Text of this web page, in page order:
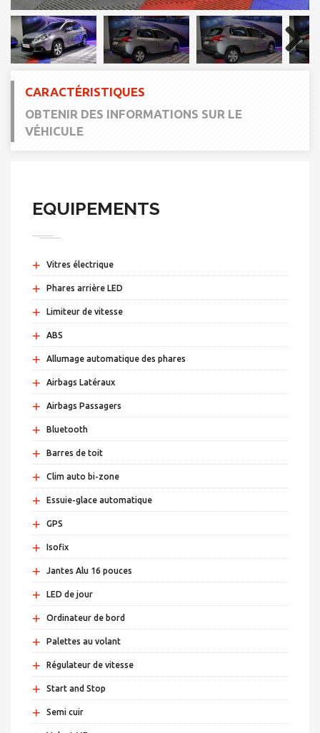
Next
CARACTÉRISTIQUES
OBTENIR DES INFORMATIONS SUR LE
VÉHICULE
EQUIPEMENTS
+ Vitres électrique
+ Phares arrière LED
+ Limiteur de vitesse
+ ABS
+ Allumage automatique des phares
+ Airbags Latéraux
+ Airbags Passagers
+ Bluetooth
+ Barres de toit
+ Clim auto bi-zone
+ Essuie-glace automatique
+ GPS
+ Isofix
+ Jantes Alu 16 pouces
+ LED de jour
+ Ordinateur de bord
+ Palettes au volant
+ Régulateur de vitesse
+ Start and Stop
+ Semi cuir